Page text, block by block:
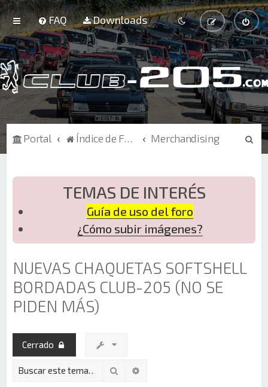
FAQ Downloads
Portal Índice de Foros Merchandising
B
TEMAS DE INTERÉS
Guía de uso del foro
¿Cómo subir imágenes?
NUEVAS CHAQUETAS SOFTSHELL
BORDADAS CLUB-205 (NO SE
PIDEN MÁS)
Cerrado
Buscar